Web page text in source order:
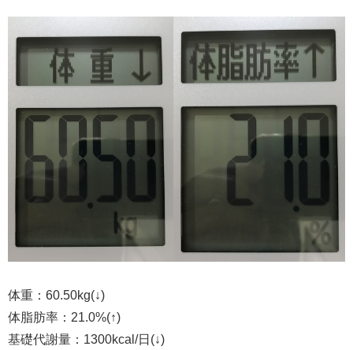
体重：60.50kg(↓)
体脂肪率：21.0%(↑)
基礎代謝量：1300kcal/日(↓)